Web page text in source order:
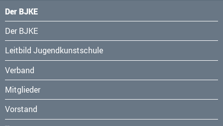
Der BJKE
Navigation
überspringen
Der BJKE
Leitbild Jugendkunstschule
Verband
Mitglieder
Vorstand